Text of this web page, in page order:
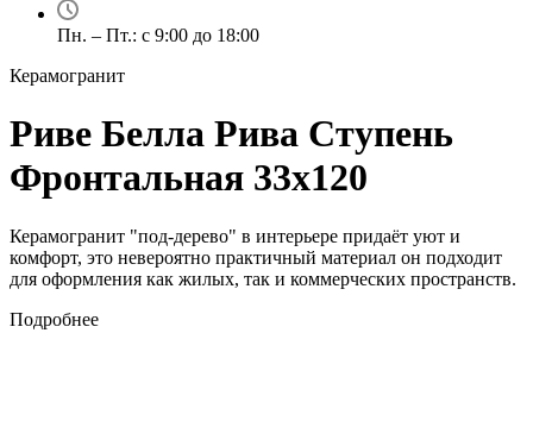
Пн. – Пт.: с 9:00 до 18:00
Керамогранит
Риве Белла Рива Ступень
Фронтальная 33х120
Керамогранит "под-дерево" в интерьере придаёт уют и
комфорт, это невероятно практичный материал он подходит
для оформления как жилых, так и коммерческих пространств.
Подробнее